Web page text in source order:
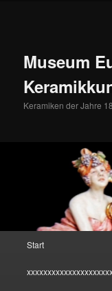
Museum
Keramiken der Jahre
Start